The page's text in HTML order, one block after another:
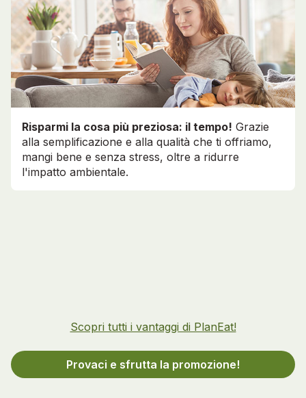
Risparmi la cosa più preziosa: il tempo! Grazie
alla semplificazione e alla qualità che ti offriamo,
mangi bene e senza stress, oltre a ridurre
l'impatto ambientale.
Scopri tutti i vantaggi di PlanEat!
Provaci e sfrutta la promozione!